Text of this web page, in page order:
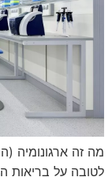
מה זה ארגונומיה
לטובה על בריאות